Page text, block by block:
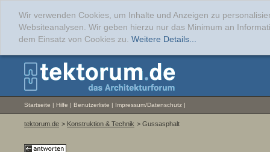
Wir verwenden Cookies, um Inhalte und Anzeigen zu
Websiteanalysen. Wir geben hierzu nur das Minimum an
dem Einsatz von Cookies zu. Weitere Details...
Startseite | Hilfe | Benutzerliste | Impressum/Datenschutz |
tektorum.de > Konstruktion & Technik > Gussasphalt